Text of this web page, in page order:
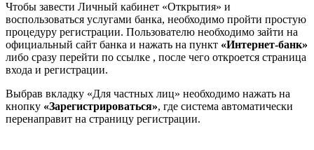
Чтобы завести Личный кабинет «Открытия» и
воспользоваться услугами банка, необходимо пройти простую
процедуру регистрации. Пользователю необходимо зайти на
официальный сайт банка и нажать на пункт «Интернет-банк»
либо сразу перейти по ссылке , после чего откроется страница
входа и регистрации.
Выбрав вкладку «Для частных лиц» необходимо нажать на
кнопку «Зарегистрироваться», где система автоматически
перенаправит на страницу регистрации.